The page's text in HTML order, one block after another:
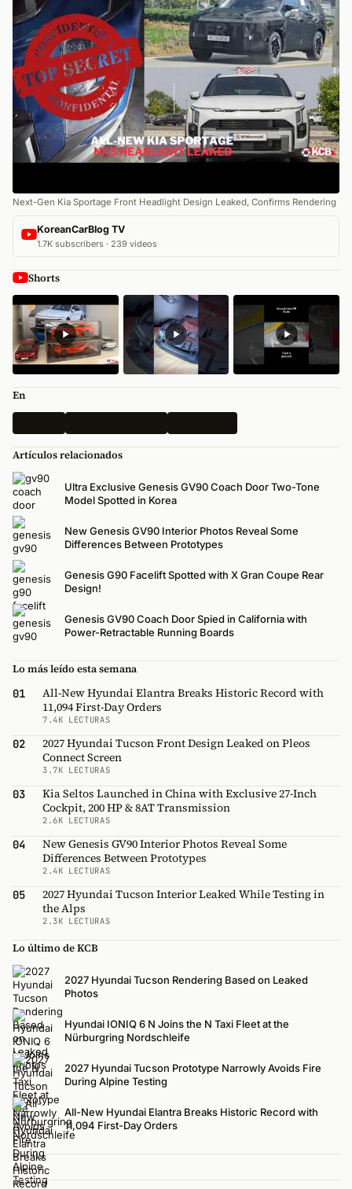
Next-Gen Kia Sportage Front Headlight Design Leaked, Confirms Rendering
KoreanCarBlog TV
1.7K subscribers · 239 videos
Shorts
En
Artículos relacionados
Ultra Exclusive Genesis GV90 Coach Door Two-Tone
Model Spotted in Korea
New Genesis GV90 Interior Photos Reveal Some
Differences Between Prototypes
Genesis G90 Facelift Spotted with X Gran Coupe Rear
Design!
Genesis GV90 Coach Door Spied in California with
Power-Retractable Running Boards
Lo más leído esta semana
01
All-New Hyundai Elantra Breaks Historic Record with
11,094 First-Day Orders
7.4K LECTURAS
02
2027 Hyundai Tucson Front Design Leaked on Pleos
Connect Screen
3.7K LECTURAS
03
Kia Seltos Launched in China with Exclusive 27-Inch
Cockpit, 200 HP & 8AT Transmission
2.6K LECTURAS
04
New Genesis GV90 Interior Photos Reveal Some
Differences Between Prototypes
2.4K LECTURAS
05
2027 Hyundai Tucson Interior Leaked While Testing in
the Alps
2.3K LECTURAS
Lo último de KCB
2027 Hyundai Tucson Rendering Based on Leaked
Photos
Hyundai IONIQ 6 N Joins the N Taxi Fleet at the
Nürburgring Nordschleife
2027 Hyundai Tucson Prototype Narrowly Avoids Fire
During Alpine Testing
All-New Hyundai Elantra Breaks Historic Record with
11,094 First-Day Orders